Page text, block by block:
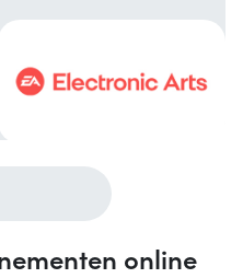
online